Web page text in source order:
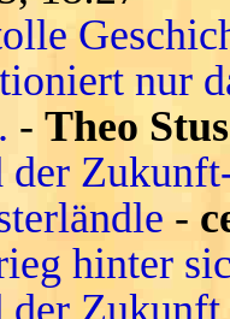
nur
- Theo
der
-
hinter
der